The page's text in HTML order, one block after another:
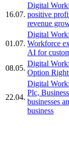
16.07.
Digital
positive
revenue
01.07.
Digital
Workforce
AI for
08.05.
Digital
Option
22.04.
Digital
Plc,
businesses
business